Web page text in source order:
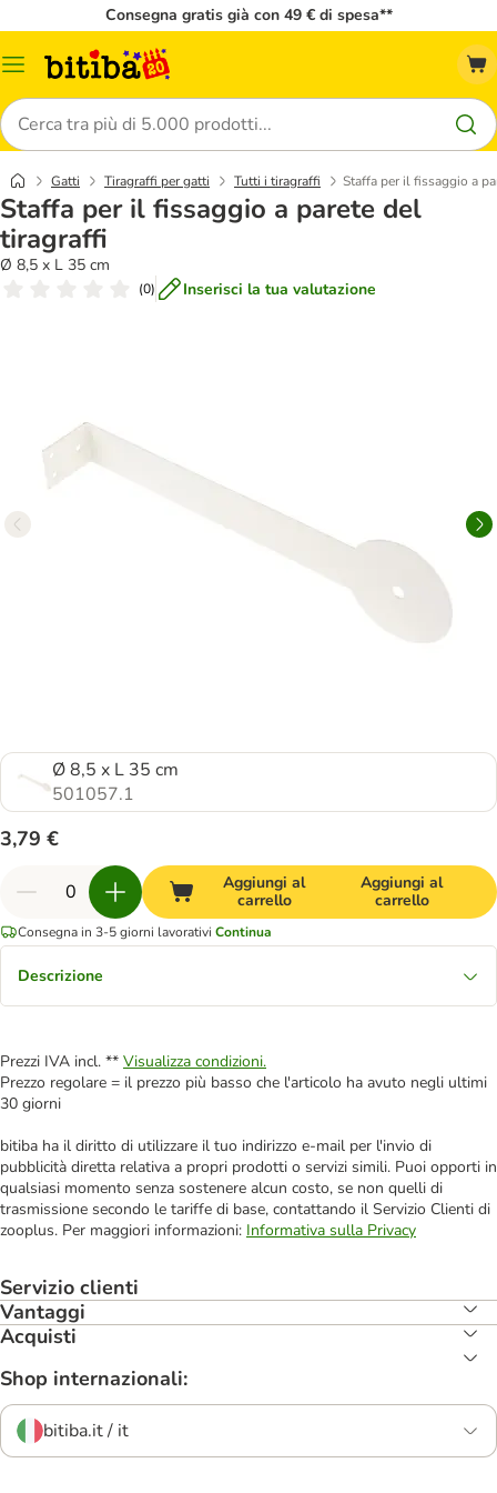
Consegna gratis già con 49 € di spesa**
Overview
Cerca
Gatti Tiragraffi per gatti Tutti i tiragraffi Staffa per il fissaggio a
Staffa per il fissaggio a parete del
tiragraffi
Ø 8,5 x L 35 cm
(0) Inserisci la tua valutazione
Ø 8,5 x L 35 cm
501057.1
3,79 €
Aggiungi al
carrello
Aggiungi al
carrello
Consegna in 3-5 giorni lavorativi Continua
Descrizione
Prezzi IVA incl. ** Visualizza condizioni.
Prezzo regolare = il prezzo più basso che l'articolo ha avuto negli ultimi
30 giorni
bitiba ha il diritto di utilizzare il tuo indirizzo e-mail per l'invio di
pubblicità diretta relativa a propri prodotti o servizi simili. Puoi opporti in
qualsiasi momento senza sostenere alcun costo, se non quelli di
trasmissione secondo le tariffe di base, contattando il Servizio Clienti di
zooplus. Per maggiori informazioni: Informativa sulla Privacy
Servizio clienti
Vantaggi
Acquisti
Shop internazionali:
bitiba.it / it